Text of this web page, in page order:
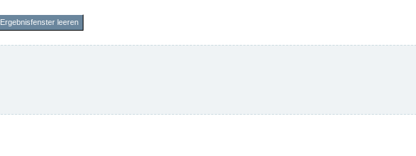
Ergebnisfenster leeren